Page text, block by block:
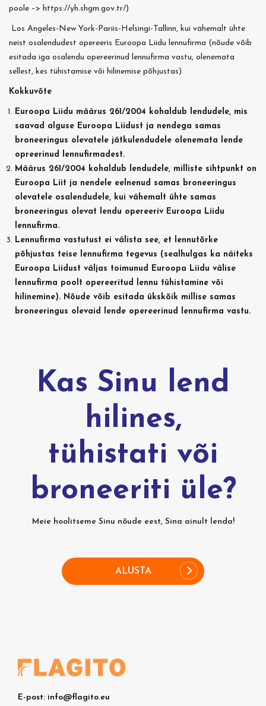
poole –> https://yh.shgm.gov.tr/)
Los Angeles-New York-Pariis-Helsingi-Tallinn, kui vähemalt ühte
neist osalendudest opereeris Euroopa Liidu lennufirma (nõude võib
esitada iga osalendu opereerinud lennufirma vastu, olenemata
sellest, kes tühistamise või hilinemise põhjustas).
Kokkuvõte
Euroopa Liidu määrus 261/2004 kohaldub lendudele, mis
saavad alguse Euroopa Liidust ja nendega samas
broneeringus olevatele jätkulendudele olenemata lende
opreerinud lennufirmadest.
Määrus 261/2004 kohaldub lendudele, milliste sihtpunkt on
Euroopa Liit ja nendele eelnenud samas broneeringus
olevatele osalendudele, kui vähemalt ühte samas
broneeringus olevat lendu opereeriv Euroopa Liidu
lennufirma.
Lennufirma vastutust ei välista see, et lennutõrke
põhjustas teise lennufirma tegevus (sealhulgas ka näiteks
Euroopa Liidust väljas toimunud Euroopa Liidu välise
lennufirma poolt opereeritud lennu tühistamine või
hilinemine). Nõude võib esitada ükskõik millise samas
broneeringus olevaid lende opereerinud lennufirma vastu.
Kas Sinu lend
hilines,
tühistati või
broneeriti üle?
Meie hoolitseme Sinu nõude eest, Sina ainult lenda!
ALUSTA
E-post: info@flagito.eu